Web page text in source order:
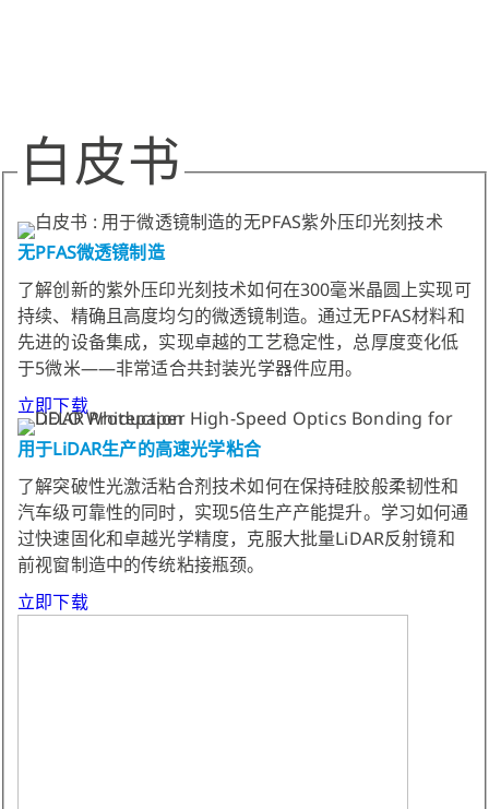
白皮书
无PFAS微透镜制造
了解创新的紫外压印光刻技术如何在300毫米晶圆上实现可
持续、精确且高度均匀的微透镜制造。通过无PFAS材料和
先进的设备集成，实现卓越的工艺稳定性，总厚度变化低
于5微米——非常适合共封装光学器件应用。
立即下载
用于LiDAR生产的高速光学粘合
了解突破性光激活粘合剂技术如何在保持硅胶般柔韧性和
汽车级可靠性的同时，实现5倍生产产能提升。学习如何通
过快速固化和卓越光学精度，克服大批量LiDAR反射镜和
前视窗制造中的传统粘接瓶颈。
立即下载